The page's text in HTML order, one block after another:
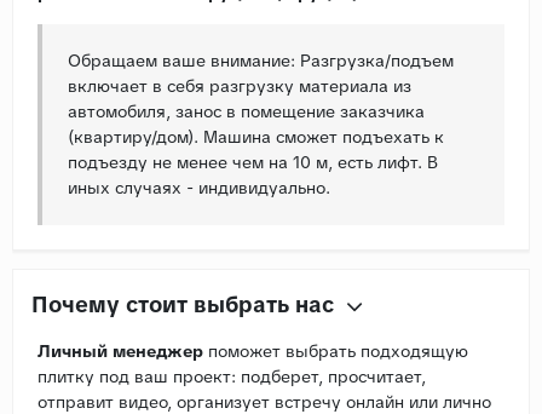
Обращаем ваше внимание: Разгрузка/подъем
включает в себя разгрузку материала из
автомобиля, занос в помещение заказчика
(квартиру/дом). Машина сможет подъехать к
подъезду не менее чем на 10 м, есть лифт. В
иных случаях - индивидуально.
Почему стоит выбрать нас
Личный менеджер поможет выбрать подходящую
плитку под ваш проект: подберет, просчитает,
отправит видео, организует встречу онлайн или лично